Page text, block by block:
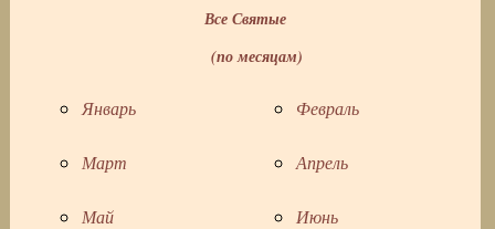
Все Святые
(по месяцам)
Январь Февраль
Март Апрель
Май Июнь